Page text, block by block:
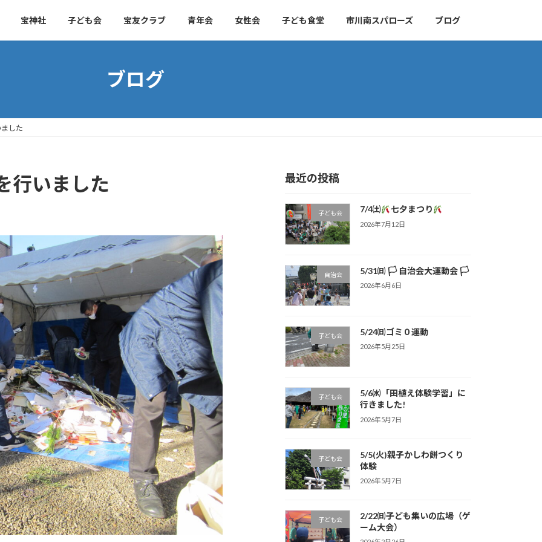
宝神社 子ども会 宝友クラブ 青年会 女性会 子ども食堂 市川南スパローズ ブログ
ブログ
した
行いました 最近の投稿
子ども会 7/4㈯ 七夕まつり
2026年7月12日
自治会 5/31㈰ 🏳 自治会大運動会 🏳
2026年6月6日
子ども会 5/24㈰ゴミ０運動
2026年5月25日
子ども会
5/6㈬「田植え体験学習」に
行きました!
2026年5月7日
子ども会
5/5(火)親子かしわ餅つくり
体験
2026年5月7日
子ども会
2/22㈰子ども集いの広場（ゲ
ーム大会）